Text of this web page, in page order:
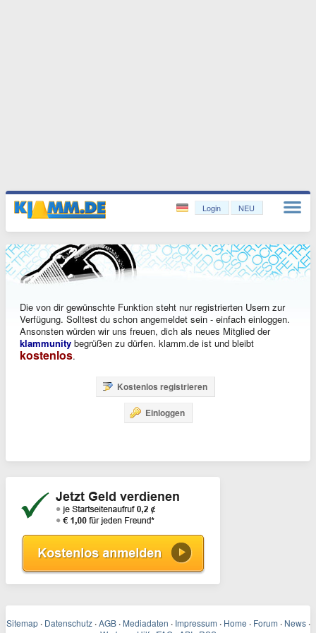
Login NEU
Die von dir gewünschte Funktion steht nur registrierten Usern zur
Verfügung. Solltest du schon angemeldet sein - einfach einloggen.
Ansonsten würden wir uns freuen, dich als neues Mitglied der
klammunity begrüßen zu dürfen. klamm.de ist und bleibt
kostenlos.
Kostenlos registrieren
Einloggen
Sitemap · Datenschutz · AGB · Mediadaten · Impressum · Home · Forum · News ·